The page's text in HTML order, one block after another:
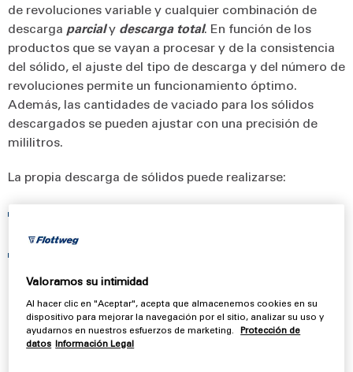
de revoluciones variable y cualquier combinación de
descarga parcialy descarga total. En función de los
productos que se vayan a procesar y de la consistencia
del sólido, el ajuste del tipo de descarga y del número de
revoluciones permite un funcionamiento óptimo.
Además, las cantidades de vaciado para los sólidos
descargados se pueden ajustar con una precisión de
mililitros.
La propia descarga de sólidos puede realizarse:
correspondiente, p. ej., medición de turbidez).
Debido a la particularidad constructiva del sistema Soft
Shot®FLEX, una parte del agua de mando permanece
Valoramos su intimidad
Al hacer clic en "Aceptar", acepta que almacenemos cookies en su
dispositivo para mejorar la navegación por el sitio, analizar su uso y
ayudarnos en nuestros esfuerzos de marketing.
Protección de
datos Información Legal